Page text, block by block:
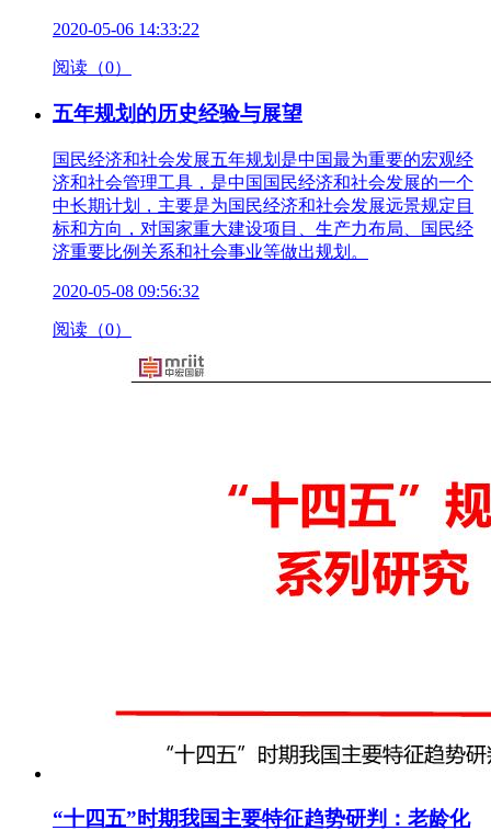
2020-05-06 14:33:22
阅读（0）
五年规划的历史经验与展望
国民经济和社会发展五年规划是中国最为重要的宏观经
济和社会管理工具，是中国国民经济和社会发展的一个
中长期计划，主要是为国民经济和社会发展远景规定目
标和方向，对国家重大建设项目、生产力布局、国民经
济重要比例关系和社会事业等做出规划。
2020-05-08 09:56:32
阅读（0）
“十四五”时期我国主要特征趋势研判：老龄化